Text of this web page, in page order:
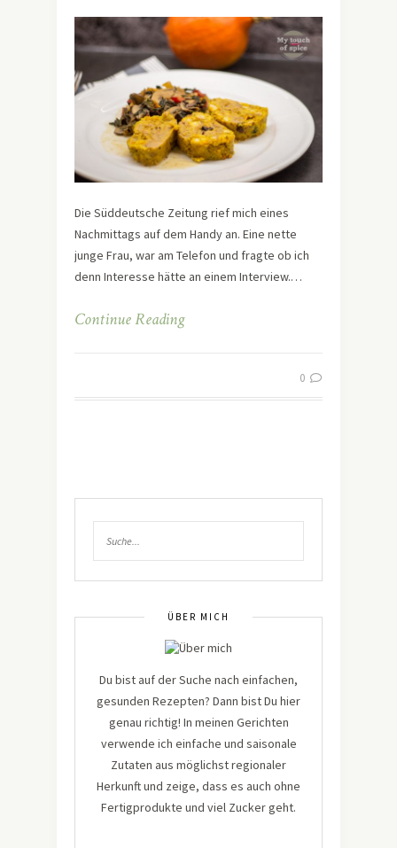
Die Süddeutsche Zeitung rief mich eines
Nachmittags auf dem Handy an. Eine nette
junge Frau, war am Telefon und fragte ob ich
denn Interesse hätte an einem Interview.…
Continue Reading
0
ÜBER MICH
Du bist auf der Suche nach einfachen,
gesunden Rezepten? Dann bist Du hier
genau richtig! In meinen Gerichten
verwende ich einfache und saisonale
Zutaten aus möglichst regionaler
Herkunft und zeige, dass es auch ohne
Fertigprodukte und viel Zucker geht.